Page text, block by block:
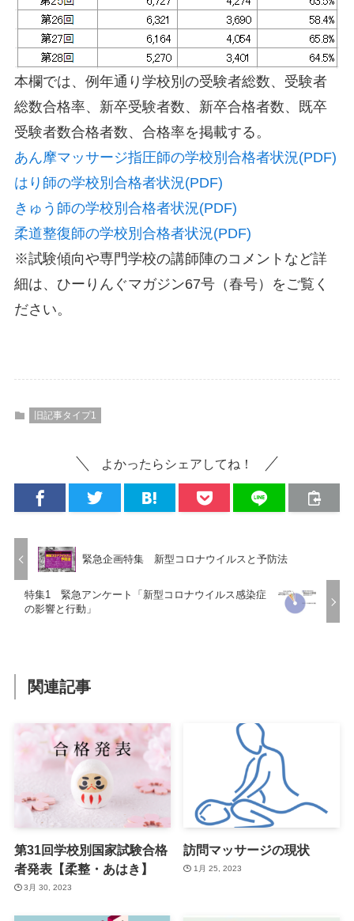
本欄では、例年通り学校別の受験者総数、受験者
総数合格率、新卒受験者数、新卒合格者数、既卒
受験者数合格者数、合格率を掲載する。
あん摩マッサージ指圧師の学校別合格者状況(PDF)
はり師の学校別合格者状況(PDF)
きゅう師の学校別合格者状況(PDF)
柔道整復師の学校別合格者状況(PDF)
※試験傾向や専門学校の講師陣のコメントなど詳
細は、ひーりんぐマガジン67号（春号）をご覧く
ださい。
旧記事タイプ1
よかったらシェアしてね！
緊急企画特集 新型コロナウイルスと予防法
特集1 緊急アンケート「新型コロナウイルス感染症
の影響と行動」
関連記事
第31回学校別国家試験合格
者発表【柔整・あはき】
3月 30, 2023
訪問マッサージの現状
1月 25, 2023